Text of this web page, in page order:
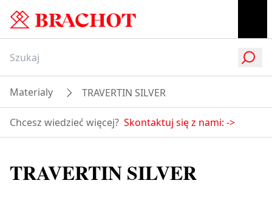
Materialy TRAVERTIN SILVER
Chcesz wiedzieć więcej? Skontaktuj się z nami: ->
TRAVERTIN SILVER